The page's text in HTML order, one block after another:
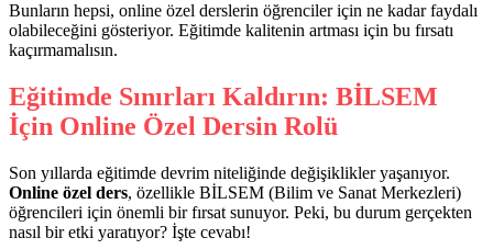
Bunların hepsi, online özel derslerin öğrenciler için ne kadar faydalı
olabileceğini gösteriyor. Eğitimde kalitenin artması için bu fırsatı
kaçırmamalısın.
Eğitimde Sınırları Kaldırın: BİLSEM
İçin Online Özel Dersin Rolü
Son yıllarda eğitimde devrim niteliğinde değişiklikler yaşanıyor.
Online özel ders, özellikle BİLSEM (Bilim ve Sanat Merkezleri)
öğrencileri için önemli bir fırsat sunuyor. Peki, bu durum gerçekten
nasıl bir etki yaratıyor? İşte cevabı!